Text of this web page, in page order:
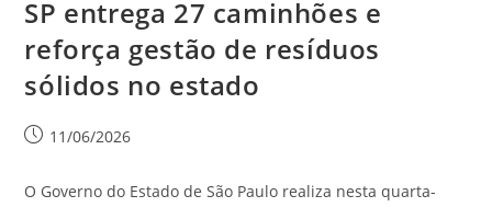
SP entrega 27 caminhões e
reforça gestão de resíduos
sólidos no estado
11/06/2026
O Governo do Estado de São Paulo realiza nesta quarta-